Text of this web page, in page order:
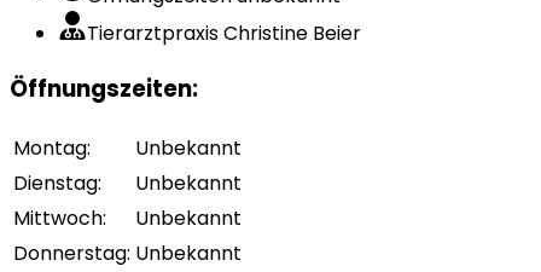
Tierarztpraxis Christine Beier
Öffnungszeiten:
Montag:
Unbekannt
Dienstag:
Unbekannt
Mittwoch:
Unbekannt
Donnerstag: Unbekannt